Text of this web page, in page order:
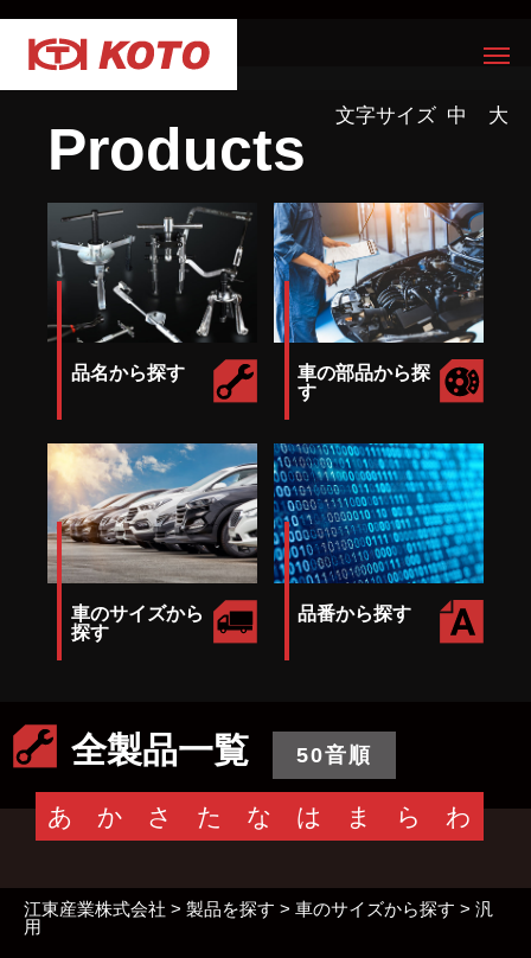
文字サイズ 中 大
Products
品名から探す
車の部品から探
す
車のサイズから
探す
品番から探す
全製品一覧 50音順
あ か さ た な は ま ら わ
江東産業株式会社 > 製品を探す > 車のサイズから探す > 汎
用